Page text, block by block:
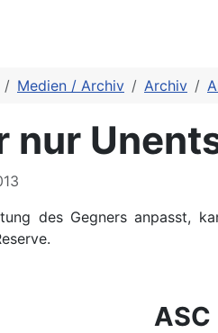
Medien / Archiv Archiv
nur
des Gegners anpasst,